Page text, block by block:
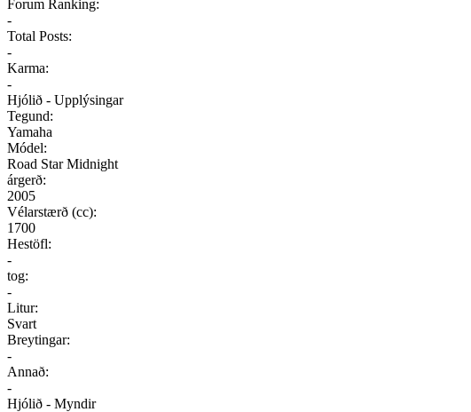
Forum Ranking:
-
Total Posts:
-
Karma:
-
Hjólið - Upplýsingar
Tegund:
Yamaha
Módel:
Road Star Midnight
árgerð:
2005
Vélarstærð (cc):
1700
Hestöfl:
-
tog:
-
Litur:
Svart
Breytingar:
-
Annað:
-
Hjólið - Myndir